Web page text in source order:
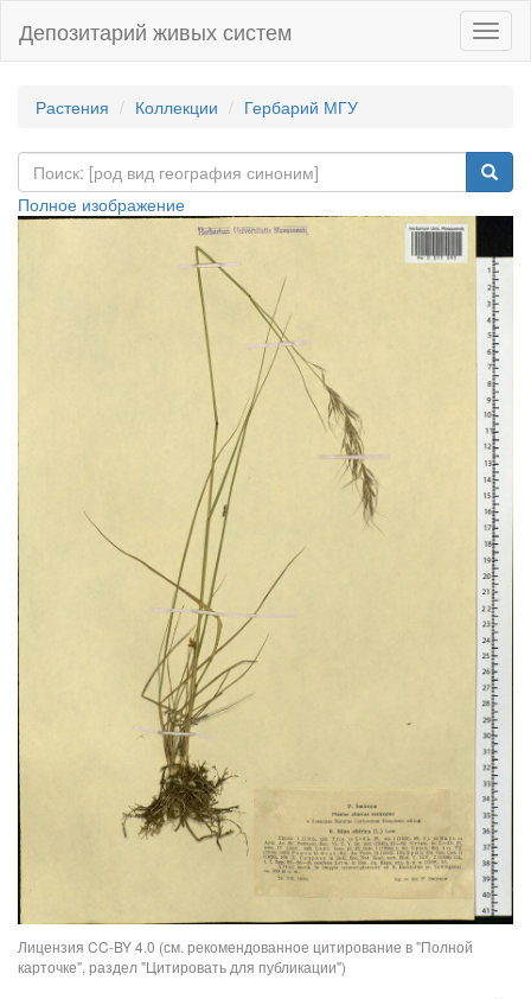
Депозитарий живых систем
Растения Коллекции Гербарий МГУ
Полное изображение
Лицензия CC-BY 4.0 (см. рекомендованное цитирование в "Полной
карточке", раздел "Цитировать для публикации")